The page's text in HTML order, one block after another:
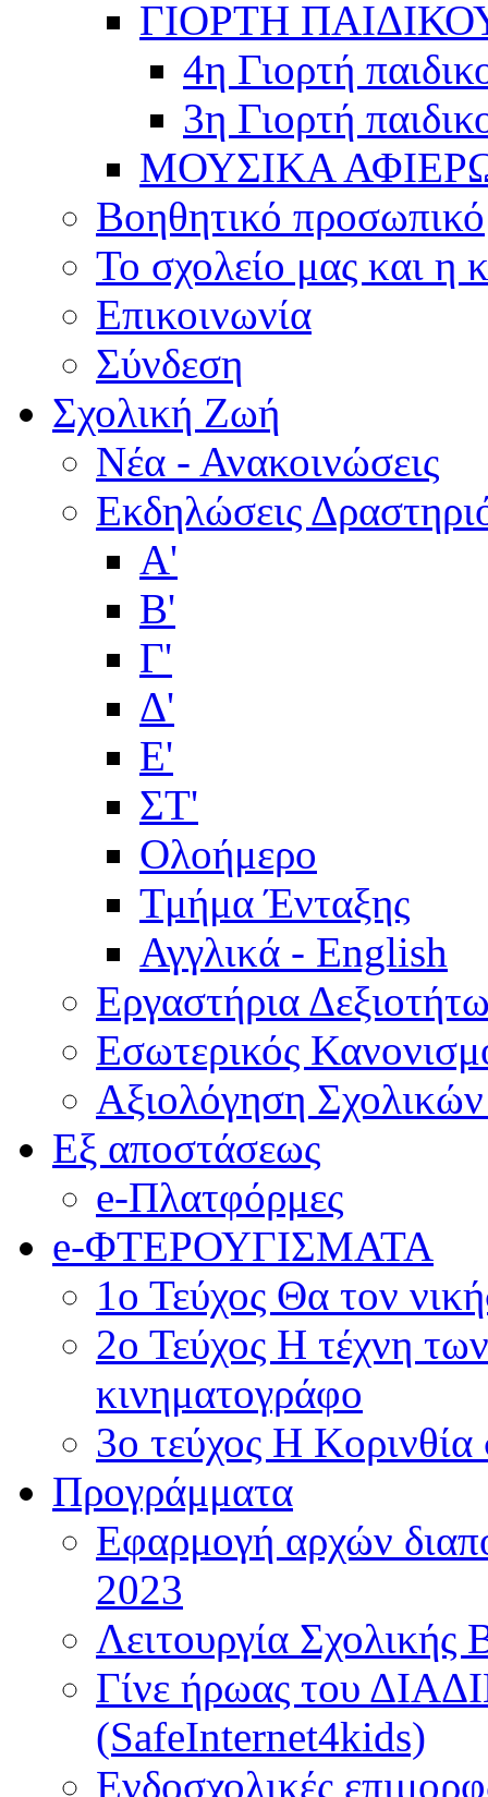
ΓΙΟΡΤΗ
4η Γιορτή
3η Γιορτή
ΜΟΥΣΙΚΑ
Βοηθητικό προσωπικό
Το σχολείο μας και η
Επικοινωνία
Σύνδεση
Σχολική Ζωή
Νέα - Ανακοινώσεις
Εκδηλώσεις
Α'
Β'
Γ'
Δ'
Ε'
ΣΤ'
Ολοήμερο
Τμήμα Ένταξης
Αγγλικά - English
Εργαστήρια
Εσωτερικός
Αξιολόγηση
Εξ αποστάσεως
e-Πλατφόρμες
e-ΦΤΕΡΟΥΓΙΣΜΑΤΑ
1ο Τεύχος Θα τον
2ο Τεύχος Η τέχνη
κινηματογράφο
3ο τεύχος Η
Προγράμματα
Εφαρμογή αρχών
2023
Λειτουργία Σχολικής
Γίνε ήρωας του
(SafeInternet4kids)
Ενδοσχολικές